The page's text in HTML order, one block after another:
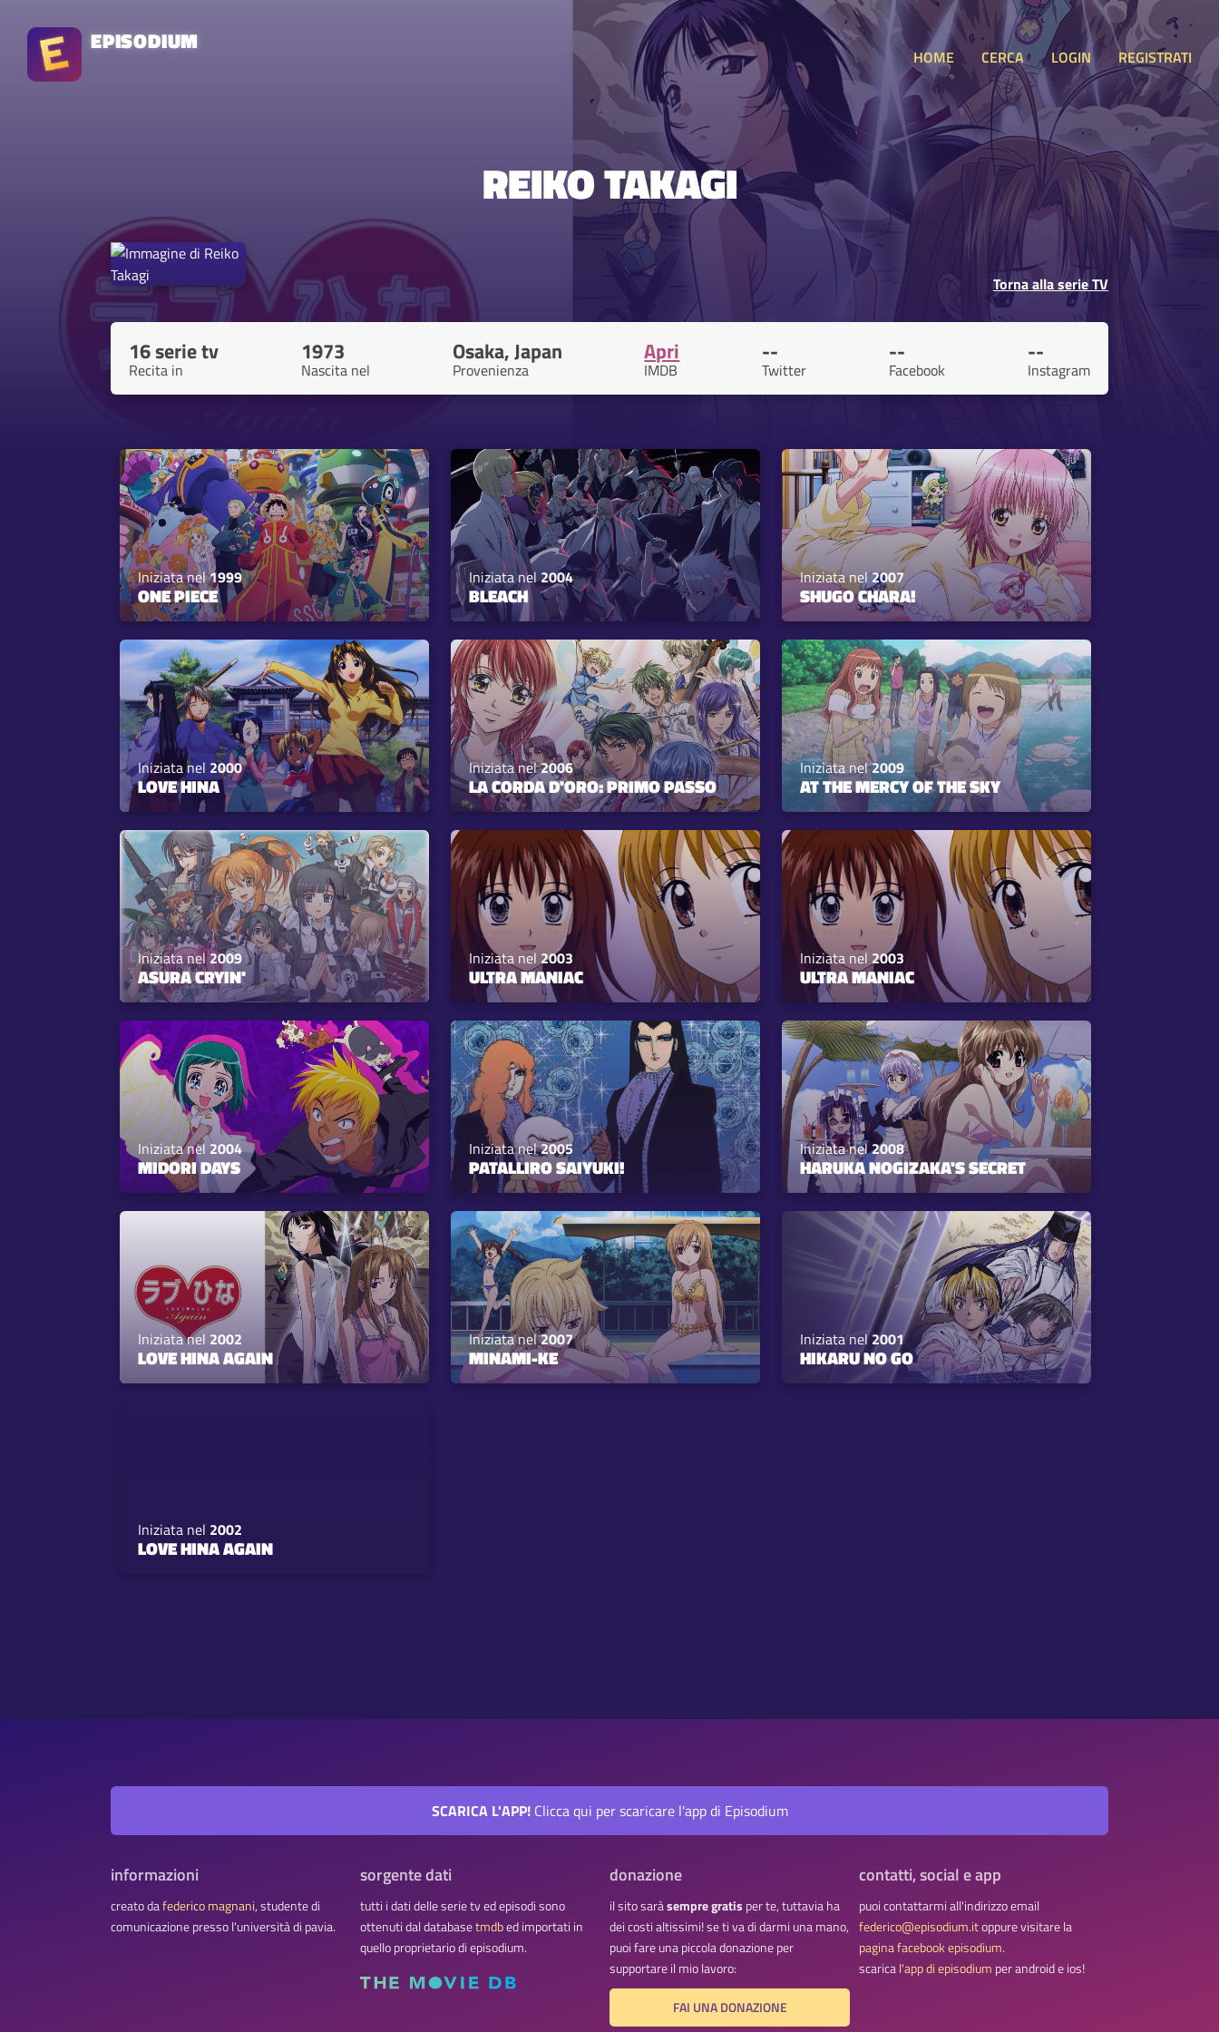
EPISODIUM
HOME CERCA LOGIN REGISTRATI
REIKO TAKAGI
Torna alla serie TV
16 serie tv
Recita in
1973
Nascita nel
Osaka, Japan
Provenienza
Apri
IMDB
--
Twitter
--
Facebook
--
Instagram
Iniziata nel1999
ONE PIECE
Iniziata nel2004
BLEACH
Iniziata nel2007
SHUGO CHARA!
Iniziata nel 2000
LOVE HINA
Iniziata nel2006
LA CORDA D'ORO: PRIMO PASSO
Iniziata nel2009
AT THE MERCY OF THE SKY
Iniziata nel2009
ASURA CRYIN'
Iniziata nel 2003
ULTRA MANIAC
Iniziata nel 2003
ULTRA MANIAC
Iniziata nel 2004
MIDORI DAYS
Iniziata nel2005
PATALLIRO SAIYUKI!
Iniziata nel2008
HARUKA NOGIZAKA'S SECRET
Iniziata nel 2002
LOVE HINA AGAIN
Iniziata nel2007
MINAMI-KE
Iniziata nel2001
HIKARU NO GO
Iniziata nel 2002
LOVE HINA AGAIN
SCARICA L'APP!Clicca qui per scaricare l'app di Episodium
informazioni
creato dafederico magnani, studente di
comunicazione presso l'università di pavia.
sorgente dati
tutti i dati delle serie tv ed episodi sono
ottenuti dal databasetmdbed importati in
quello proprietario di episodium.
donazione
il sito saràsempre gratis per te, tuttavia ha
dei costi altissimi! se ti va di darmi una mano,
puoi fare una piccola donazione per
supportare il mio lavoro:
FAI UNA DONAZIONE
contatti, social e app
puoi contattarmi all'indirizzo email
federico@episodium.itoppure visitare la
pagina facebook episodium.
scarical'app di episodium per android e ios!